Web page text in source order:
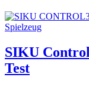
Spielzeug
SIKU
Test